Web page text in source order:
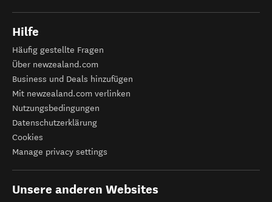
Hilfe
Häufig gestellte Fragen
Über newzealand.com
Business und Deals hinzufügen
Mit newzealand.com verlinken
Nutzungsbedingungen
Datenschutzerklärung
Cookies
Manage privacy settings
Unsere anderen Websites